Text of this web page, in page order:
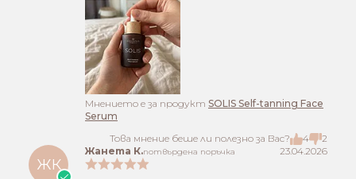
Mнението е за продукт SOLIS Self-tanning Face
Serum
Това мнение беше ли полезно за Вас?
4 2
ЖК
Жанета К.потвърдена поръчка 23.04.2026